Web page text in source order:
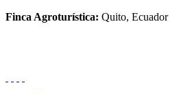
Finca Agroturística: Quito, Ecuador